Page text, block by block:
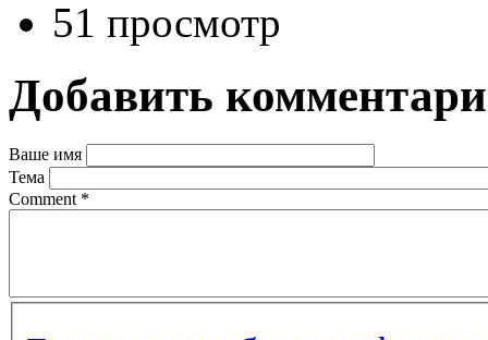
51 просмотр
Добавить
Ваше имя
Тема
Comment *